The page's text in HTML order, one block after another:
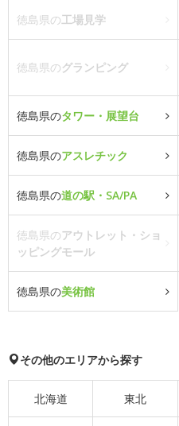
徳島県の工場見学
徳島県のグランピング
徳島県のタワー・展望台
徳島県のアスレチック
徳島県の道の駅・SA/PA
徳島県のアウトレット・ショ
ッピングモール
徳島県の美術館
その他のエリアから探す
北海道 東北